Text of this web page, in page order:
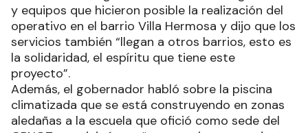
y equipos que hicieron posible la realización del
operativo en el barrio Villa Hermosa y dijo que los
servicios también “llegan a otros barrios, esto es
la solidaridad, el espíritu que tiene este
proyecto”.
Además, el gobernador habló sobre la piscina
climatizada que se está construyendo en zonas
aledañas a la escuela que ofició como sede del